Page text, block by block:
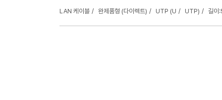
LAN 케이블 완제품형 (다이렉트) UTP (U UTP) 길이